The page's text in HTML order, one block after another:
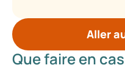
Aller
Que faire en